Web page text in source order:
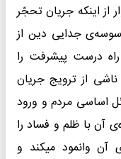
از اینکه جریان تحجّر
جدایی دین از
درست پیشرفت را
از ترویج جریان
اساسی مردم و ورود
آن با ظلم و فساد را
وانمود میکند و